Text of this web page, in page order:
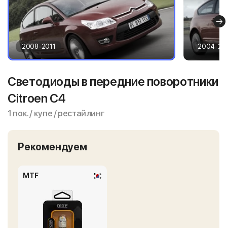
2008-2011 2004-
Светодиоды в передние поворотники
Citroen C4
1 пок. / купе / рестайлинг
Рекомендуем
MTF